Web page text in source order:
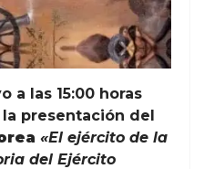
a las 15:00 horas
presentación del
«El ejército de la
del Ejército